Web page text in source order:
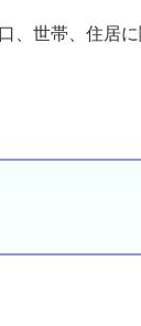
世帯、住居に